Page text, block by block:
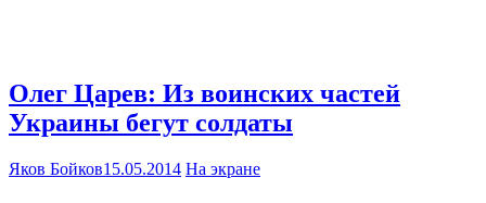
Олег Царев: Из воинских частей
Украины бегут солдаты
Яков Бойков15.05.2014 На экране